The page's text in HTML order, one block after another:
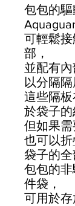
包包的
可輕鬆
部，
並配有
以分隔隔
這些隔
於袋子的
但如果需
也可以
袋子的全
包包的
件袋，
可用於存